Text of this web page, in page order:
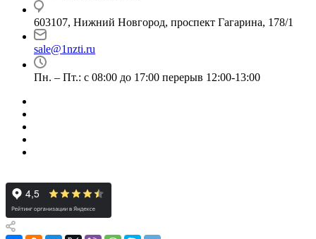
603107, Нижний Новгород, проспект Гагарина, 178/1
sale@1nzti.ru
Пн. – Пт.: с 08:00 до 17:00 перерыв 12:00-13:00